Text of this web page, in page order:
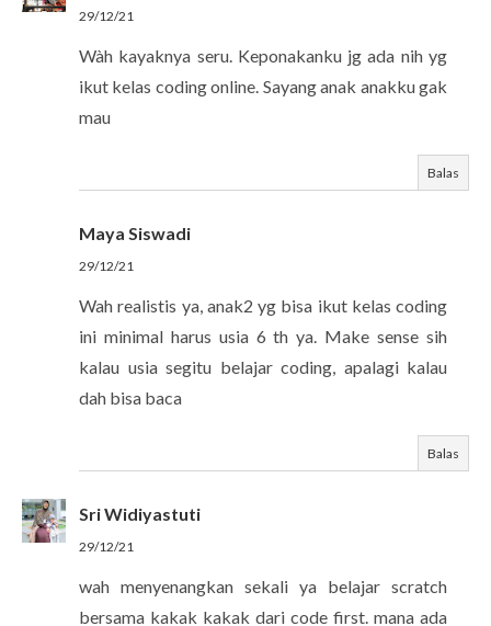
29/12/21
Wàh kayaknya seru. Keponakanku jg ada nih yg
ikut kelas coding online. Sayang anak anakku gak
mau
Balas
Maya Siswadi
29/12/21
Wah realistis ya, anak2 yg bisa ikut kelas coding
ini minimal harus usia 6 th ya. Make sense sih
kalau usia segitu belajar coding, apalagi kalau
dah bisa baca
Balas
Sri Widiyastuti
29/12/21
wah menyenangkan sekali ya belajar scratch
bersama kakak kakak dari code first. mana ada